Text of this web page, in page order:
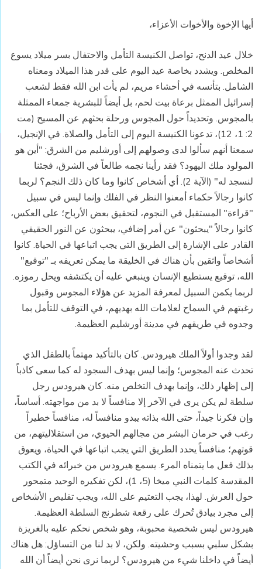
أيها الإخوة والأخوات الأعزاء،
خلال عيد الدنح، تواصل الكنيسة التأمل والاحتفال بسر ميلاد يسوع
المخلص. ويشدد بخاصة عيد اليوم على قدر هذا الميلاد ومعناه
الشامل. بتأنسه في أحشاء مريم، لم يأت ابن الله فقط لشعب
إسرائيل الممثل برعاة بيت لحم، بل أيضاً للبشرية جمعاء الممثلة
بالمجوس. وتحديداً حول المجوس ورحلة بحثهم عن المسيح (مت
2: 1، 12)، تدعونا الكنيسة اليوم إلى التأمل والصلاة. في الإنجيل،
سمعنا أنهم سألوا لدى وصولهم إلى أورشليم من الشرق: "أين هو
المولود ملك اليهود؟ فقد رأينا نجمه طالعاً في الشرق، فجئنا
لنسجد له" (الآية 2). أي أشخاص كانوا وما كان ذلك النجم؟ لربما
كانوا رجالاً حكماء أمعنوا النظر في الفلك وإنما ليس في سبيل
"قراءة" المستقبل في النجوم، لتحقيق بعض الأرباح؛ على العكس،
كانوا رجالاً "يبحثون" عن أمر إضافي، يبحثون عن النور الحقيقي
القادر على الإشارة إلى الطريق التي يجب اتباعها في الحياة. كانوا
أشخاصاً واثقين بأن هناك في الخليقة ما يمكن تعريفه بـ "توقيع"
الله، توقيع يستطيع الإنسان وينبغي عليه أن يكتشفه ويحل رموزه.
لربما يكمن السبيل لمعرفة المزيد عن هؤلاء المجوس وقبول
رغبتهم في السماح لعلامات الله بهديهم، في التوقف للتأمل بما
وجدوه في طريقهم في مدينة أورشليم العظيمة.
لقد وجدوا أولاً الملك هيرودس. كان بالتأكيد مهتماً بالطفل الذي
تحدث عنه المجوس؛ وإنما ليس بهدف السجود له كما سعى كاذباً
إلى إظهار ذلك، وإنما بهدف التخلص منه. كان هيرودس رجل
سلطة لم يكن يرى في الآخر إلا منافساً لا بد من مواجهته. أساساً،
وإن فكرنا جيداً، حتى الله بذاته يبدو منافساً له، منافساً خطيراً
رغب في حرمان البشر من مجالهم الحيوي، من استقلاليتهم، من
قوتهم؛ منافساً يحدد الطريق التي يجب اتباعها في الحياة، ويعوق
بذلك فعل ما يتمناه المرء. يسمع هيرودس من خبرائه في الكتب
المقدسة كلمات النبي ميخا (5، 1)، لكن تفكيره الوحيد متمحور
حول العرش. لهذا، يجب التعتيم على الله، ويجب تقليص الأشخاص
إلى مجرد بيادق تُحرك على رقعة شطرنج السلطة العظيمة.
هيرودس ليس شخصية محبوبة، وهو شخص نحكم عليه بالغريزة
بشكل سلبي بسبب وحشيته. ولكن، لا بد لنا من التساؤل: هل هناك
أيضاً في داخلنا شيء من هيرودس؟ لربما نرى نحن أيضاً أن الله